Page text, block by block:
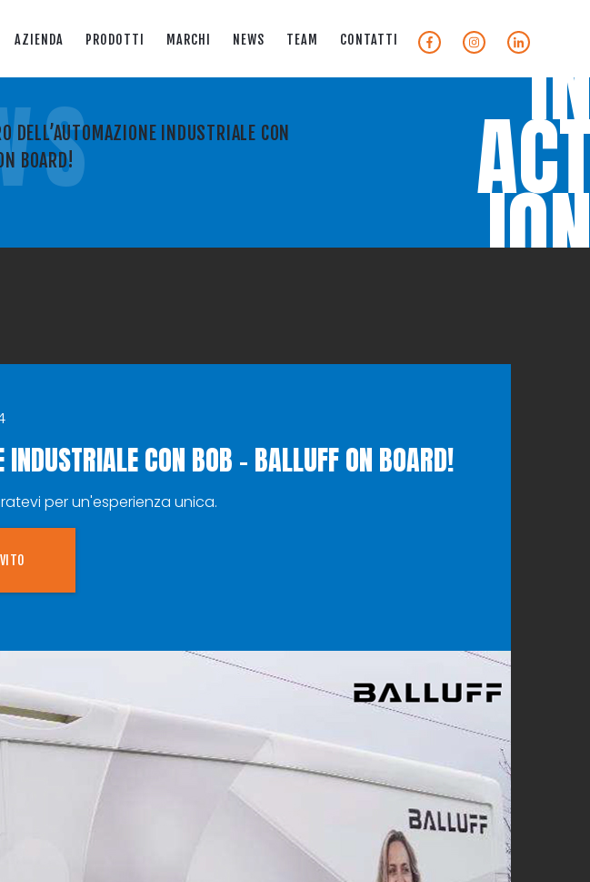
AZIENDA PRODOTTI MARCHI NEWS TEAM CONTATTI
DELL’AUTOMAZIONE INDUSTRIALE CON
BOARD!
CON BOB – BALLUFF ON BOARD!
per un'esperienza unica.